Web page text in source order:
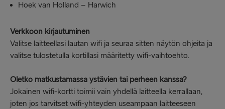
Hoek van Holland – Harwich
Verkkoon kirjautuminen
Valitse laitteellasi lautan wifi ja seuraa sitten näytön ohjeita ja
valitse tulostetulla kortillasi määritetty wifi-vaihtoehto.
Oletko matkustamassa ystävien tai perheen kanssa?
Jokainen wifi-kortti toimii vain yhdellä laitteella kerrallaan,
joten jos tarvitset wifi-yhteyden useampaan laitteeseen